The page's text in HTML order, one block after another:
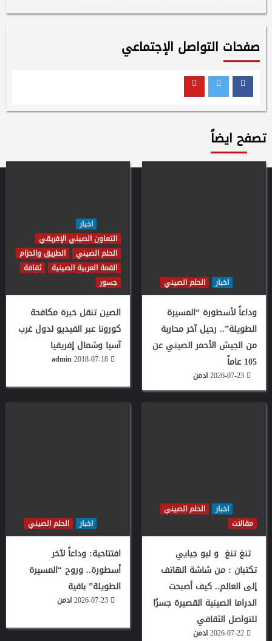
صفحات التواصل الإجتماعي
Facebook
Twitter
تصفح ايضاً
اخبار
التعاون الصيني الإفريقي
الحلم الصيني
الطريق والحزام
القمة العربية الصينية
ثقافة
جسور
الصين تنقل خبرة مكافحة
كورونا عبر الفيديو لدول غرب
آسيا وشمال إفريقيا
admin
اخبار الحلم الصيني
وداعاً لأسطورة “المسيرة
الطويلة”.. رحيل آخر محاربة
من الجيش الأحمر الصيني عن
105 عاماً
ادمن
اخبار الحلم الصيني
افتتاحية: وداعاً لآخر
أسطورة.. وروح “المسيرة
الطويلة” باقية
ادمن
اخبار
الحلم الصيني
مقالات
تنغ تنغ و ليو جيايي
تكتبان : من شاشة الهاتف
إلى العالم.. كيف أصبحت
الدراما الصينية القصيرة جسرًا
للتواصل الثقافي
ادمن